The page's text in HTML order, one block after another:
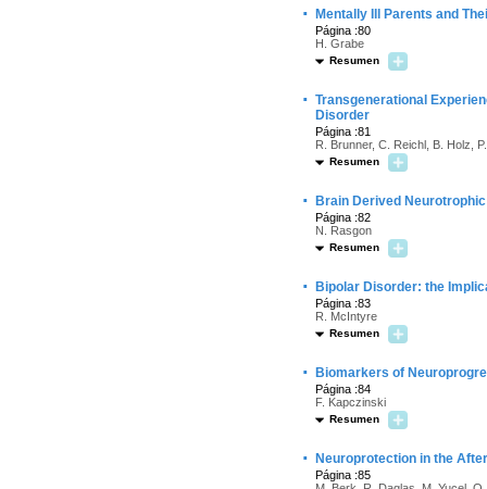
· Mentally Ill Parents and
Página :80
H. Grabe
Resumen
· Transgenerational
Disorder
Página :81
R. Brunner, C. Reichl, B. Holz,
Resumen
· Brain Derived
Página :82
N. Rasgon
Resumen
· Bipolar Disorder: the
Página :83
R. McIntyre
Resumen
· Biomarkers of
Página :84
F. Kapczinski
Resumen
· Neuroprotection in the
Página :85